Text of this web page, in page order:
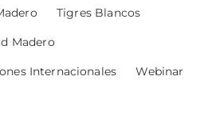
Tigres Blancos
Madero
Internacionales Webinar